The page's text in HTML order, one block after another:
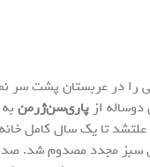
را در عربستان پشت سر
دوساله از پاری‌سن‌ژرمن به
تا یک سال کامل
سبز مجدد مصدوم شد.